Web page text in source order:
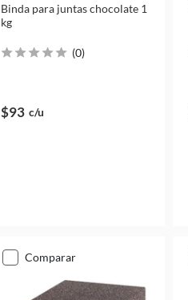
Binda para juntas chocolate 1
kg
(0)
$93 c/u
comparar